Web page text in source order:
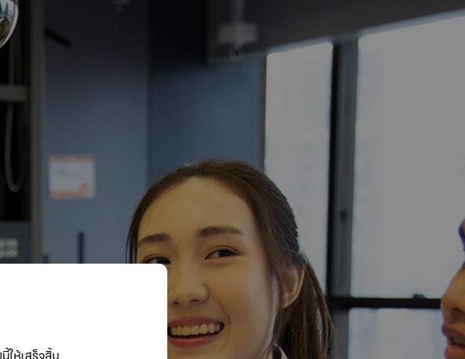
ให้เสร็จสิ้น